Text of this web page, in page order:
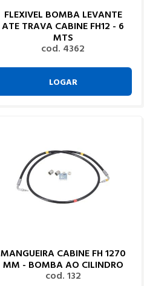
FLEXIVEL BOMBA LEVANTE
ATE TRAVA CABINE FH12 - 6
MTS
cod. 4362
LOGAR
MANGUEIRA CABINE FH 1270
MM - BOMBA AO CILINDRO
cod. 132